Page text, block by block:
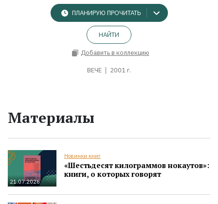
ПЛАНИРУЮ ПРОЧИТАТЬ
НАЙТИ
Добавить в коллекцию
ВЕЧЕ 2001 г.
Материалы
21.07.2026
Новинки книг
«Шестьдесят килограммов нокаутов»:
книги, о которых говорят